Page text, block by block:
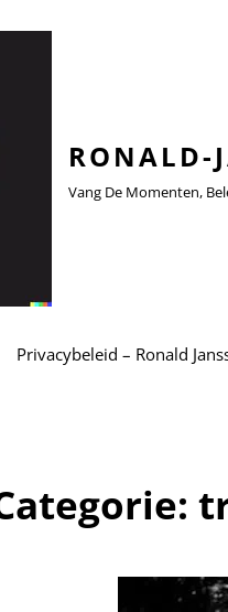
RONALD-
Vang De Momenten,
Privacybeleid – Ronald